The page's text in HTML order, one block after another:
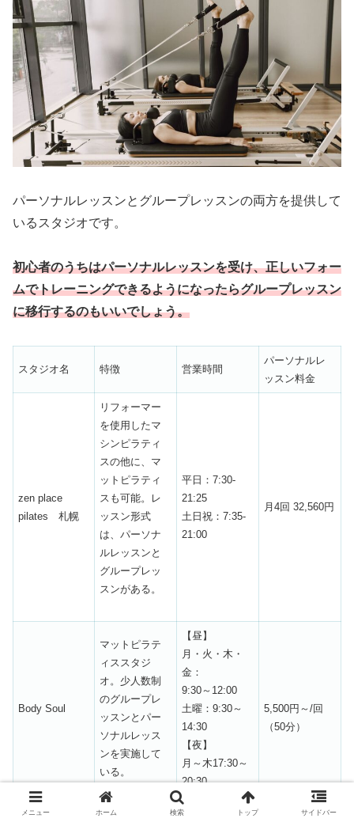
パーソナルレッスンとグループレッスンの両方を提供して
いるスタジオです。
初心者のうちはパーソナルレッスンを受け、正しいフォー
ムでトレーニングできるようになったらグループレッスン
に移行するのもいいでしょう。
スタジオ名 特徴 営業時間
パーソナルレ
ッスン料金
zen place
pilates 札幌
リフォーマー
を使用したマ
シンピラティ
スの他に、マ
ットピラティ
スも可能。レ
ッスン形式
は、パーソナ
ルレッスンと
グループレッ
スンがある。
平日：7:30-
21:25
土日祝：7:35-
21:00
月4回 32,560円
Body Soul
マットピラテ
ィススタジ
オ。少人数制
のグループレ
ッスンとパー
ソナルレッス
ンを実施して
いる。
【昼】
月・火・木・
金：
9:30～12:00
土曜：9:30～
14:30
【夜】
月～木17:30～
20:30
5,500円～/回
（50分）
マットピラテ
メニュー ホーム 検索 トップ サイドバー